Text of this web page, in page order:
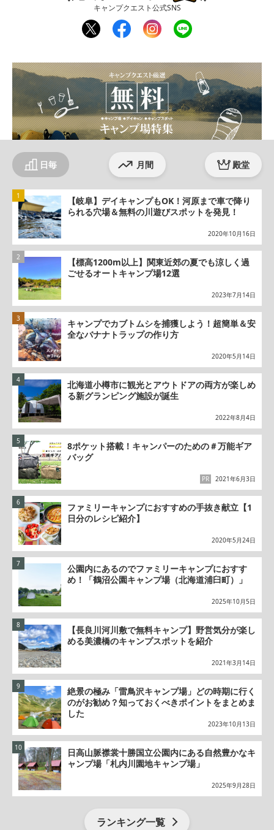
キャンプクエスト公式SNS
twit
ter
fac
ebo
inst
agr
line
日毎 月間 殿堂
【岐阜】デイキャンプもOK！河原まで車で降り
られる穴場＆無料の川遊びスポットを発見！
2020年10月16日
【標高1200m以上】関東近郊の夏でも涼しく過
ごせるオートキャンプ場12選
2023年7月14日
キャンプでカブトムシを捕獲しよう！超簡単＆安
全なバナナトラップの作り方
2020年5月14日
北海道小樽市に観光とアウトドアの両方が楽しめ
る新グランピング施設が誕生
2022年8月4日
8ポケット搭載！キャンパーのための＃万能ギア
バッグ
2021年6月3日
PR
ファミリーキャンプにおすすめの手抜き献立【1
日分のレシピ紹介】
2020年5月24日
公園内にあるのでファミリーキャンプにおすす
め！「鶴沼公園キャンプ場（北海道浦臼町）」
2025年10月5日
【長良川河川敷で無料キャンプ】野営気分が楽し
める美濃橋のキャンプスポットを紹介
2021年3月14日
絶景の極み「雷鳥沢キャンプ場」どの時期に行く
のがお勧め？知っておくべきポイントをまとめま
した
2023年10月13日
日高山脈襟裳十勝国立公園内にある自然豊かなキ
ャンプ場「札内川園地キャンプ場」
2025年9月28日
ランキング一覧